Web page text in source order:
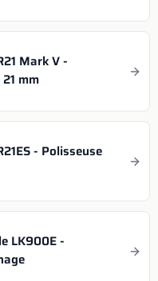
Mark V -
mm
- Polisseuse
LK900E -